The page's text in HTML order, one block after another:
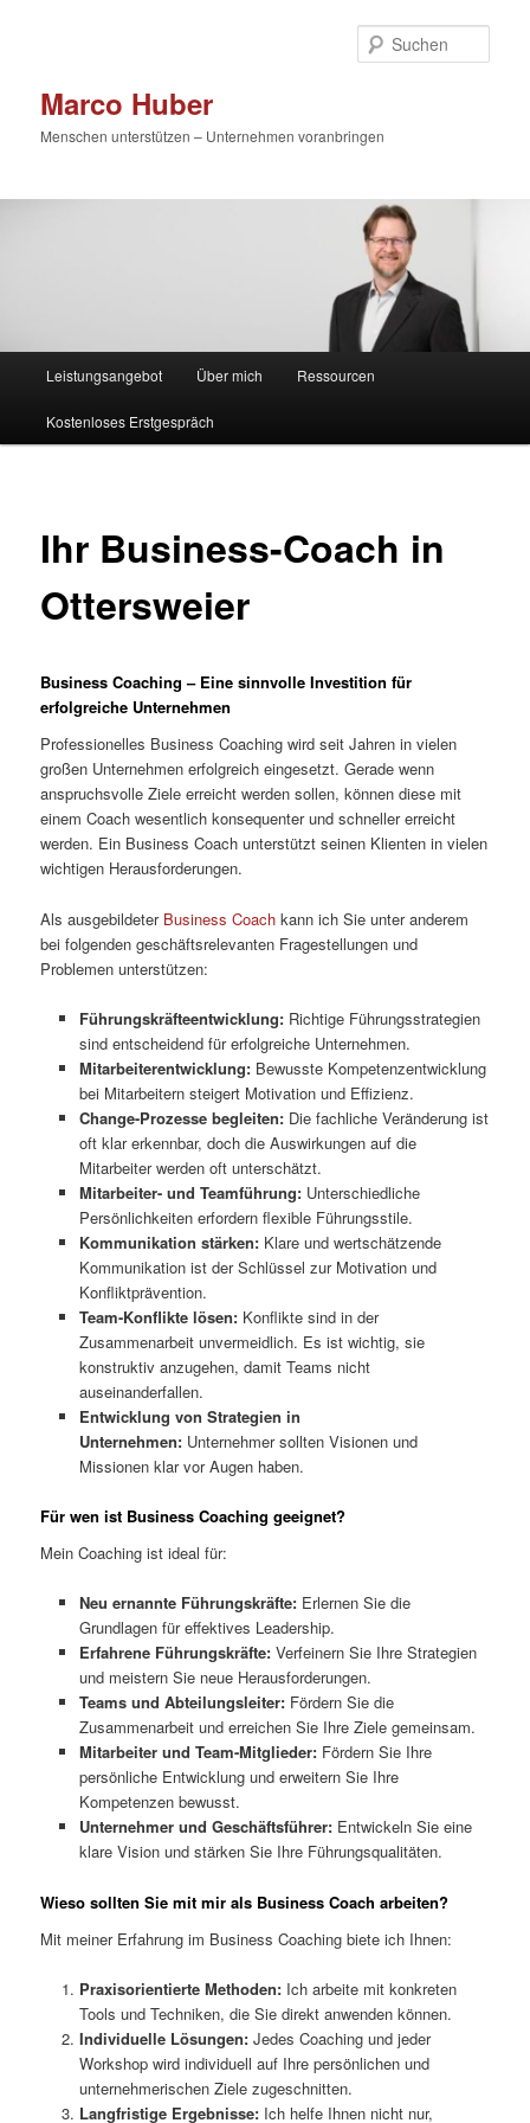
Marco Huber
Menschen unterstützen – Unternehmen voranbringen
Leistungsangebot Über mich Ressourcen
Kostenloses Erstgespräch
Ihr Business-Coach in
Ottersweier
Business Coaching – Eine sinnvolle Investition für
erfolgreiche Unternehmen
Professionelles Business Coaching wird seit Jahren in vielen
großen Unternehmen erfolgreich eingesetzt. Gerade wenn
anspruchsvolle Ziele erreicht werden sollen, können diese mit
einem Coach wesentlich konsequenter und schneller erreicht
werden. Ein Business Coach unterstützt seinen Klienten in vielen
wichtigen Herausforderungen.
Als ausgebildeter Business Coach kann ich Sie unter anderem
bei folgenden geschäftsrelevanten Fragestellungen und
Problemen unterstützen:
Führungskräfteentwicklung:Richtige Führungsstrategien
sind entscheidend für erfolgreiche Unternehmen.
Mitarbeiterentwicklung:Bewusste Kompetenzentwicklung
bei Mitarbeitern steigert Motivation und Effizienz.
Change-Prozesse begleiten:Die fachliche Veränderung ist
oft klar erkennbar, doch die Auswirkungen auf die
Mitarbeiter werden oft unterschätzt.
Mitarbeiter- und Teamführung:Unterschiedliche
Persönlichkeiten erfordern flexible Führungsstile.
Kommunikation stärken:Klare und wertschätzende
Kommunikation ist der Schlüssel zur Motivation und
Konfliktprävention.
Team-Konflikte lösen:Konflikte sind in der
Zusammenarbeit unvermeidlich. Es ist wichtig, sie
konstruktiv anzugehen, damit Teams nicht
auseinanderfallen.
Entwicklung von Strategien in
Unternehmen:Unternehmer sollten Visionen und
Missionen klar vor Augen haben.
Für wen ist Business Coaching geeignet?
Mein Coaching ist ideal für:
Neu ernannte Führungskräfte:Erlernen Sie die
Grundlagen für effektives Leadership.
Erfahrene Führungskräfte:Verfeinern Sie Ihre Strategien
und meistern Sie neue Herausforderungen.
Teams und Abteilungsleiter:Fördern Sie die
Zusammenarbeit und erreichen Sie Ihre Ziele gemeinsam.
Mitarbeiter und Team-Mitglieder:Fördern Sie Ihre
persönliche Entwicklung und erweitern Sie Ihre
Kompetenzen bewusst.
Unternehmer und Geschäftsführer:Entwickeln Sie eine
klare Vision und stärken Sie Ihre Führungsqualitäten.
Wieso sollten Sie mit mir als Business Coach arbeiten?
Mit meiner Erfahrung im Business Coaching biete ich Ihnen:
Praxisorientierte Methoden:Ich arbeite mit konkreten
Tools und Techniken, die Sie direkt anwenden können.
Individuelle Lösungen:Jedes Coaching und jeder
Workshop wird individuell auf Ihre persönlichen und
unternehmerischen Ziele zugeschnitten.
Langfristige Ergebnisse:Ich helfe Ihnen nicht nur,